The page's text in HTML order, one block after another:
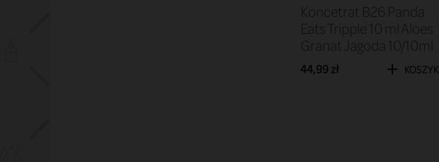
Koncetrat B26 Panda
Eats Tripple 10 ml Aloes
Granat Jagoda 10/10ml
44,99 zł KOSZYK